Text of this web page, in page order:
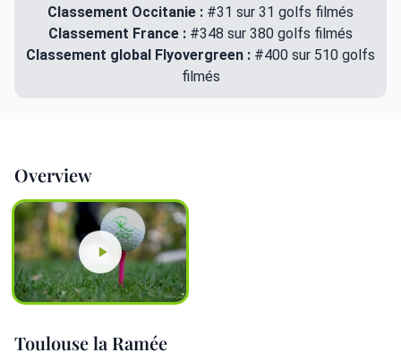
Classement Occitanie : #31 sur 31 golfs filmés
Classement France : #348 sur 380 golfs filmés
Classement global Flyovergreen : #400 sur 510 golfs
filmés
Overview
Toulouse la Ramée